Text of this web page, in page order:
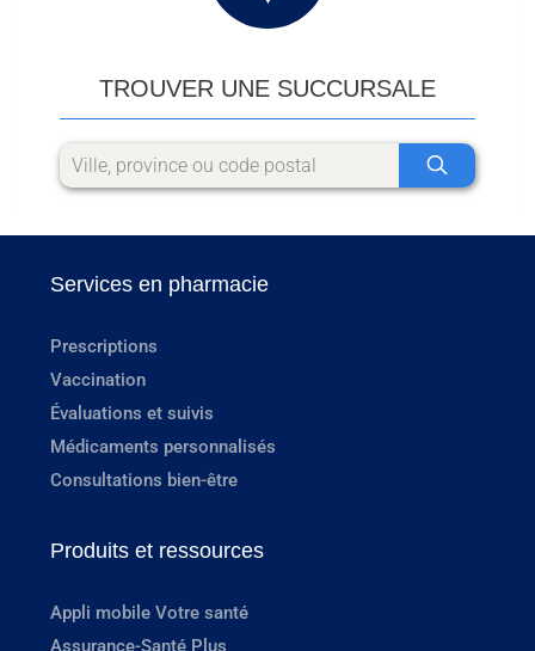
TROUVER UNE SUCCURSALE
Services en pharmacie
Prescriptions
Vaccination
Évaluations et suivis
Médicaments personnalisés
Consultations bien-être
Produits et ressources
Appli mobile Votre santé
Assurance-Santé Plus